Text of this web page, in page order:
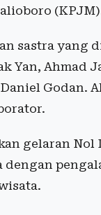
sastra yang
Yan, Ahmad
Godan.
gelaran